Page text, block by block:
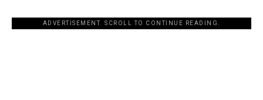
ADVERTISEMENT. SCROLL TO CONTINUE READING.